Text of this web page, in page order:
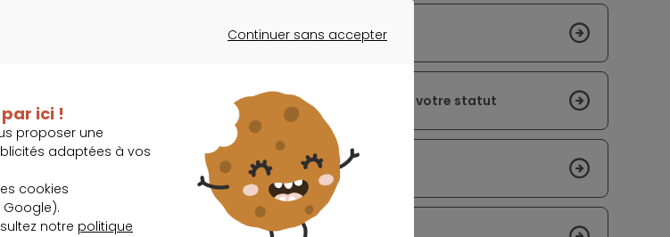
le rachat de crédits professionnels
de crédit fonctionnaire 2026 : réduisez vos mensualités grâce à votre statut
crédit : une solution au surendettement
Continuer sans accepter
ici !
proposer une
adaptées à vos
cookies
notre politique